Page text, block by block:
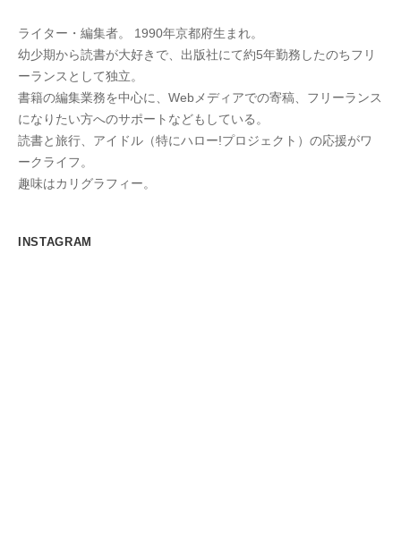
ライター・編集者。 1990年京都府生まれ。
幼少期から読書が大好きで、出版社にて約5年勤務したのちフリ
ーランスとして独立。
書籍の編集業務を中心に、Webメディアでの寄稿、フリーランス
になりたい方へのサポートなどもしている。
読書と旅行、アイドル（特にハロー!プロジェクト）の応援がワ
ークライフ。
趣味はカリグラフィー。
INSTAGRAM